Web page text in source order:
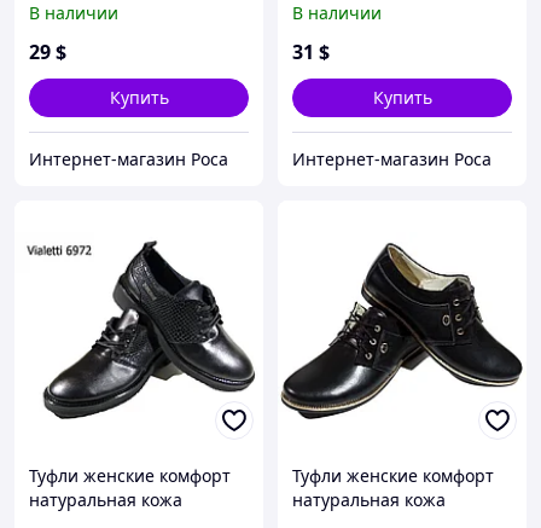
36
В наличии
29$
Купить
Интернет-магазин Роса
(088) 39
В наличии
31 $
Купить
Интернет-магазин Роса
Туфли женские комфорт
натуральная кожа
Туфли женские комфорт
натуральная кожа